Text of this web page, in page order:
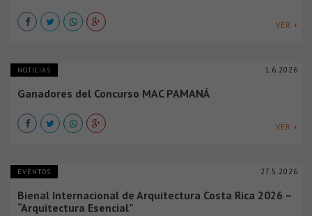
VER +
NOTICIAS 1.6.2026
Ganadores del Concurso MAC PAMANÁ
VER +
EVENTOS 27.5.2026
Bienal Internacional de Arquitectura Costa Rica 2026 –
“Arquitectura Esencial”